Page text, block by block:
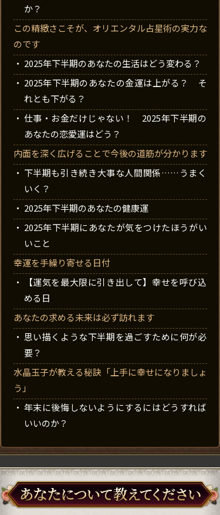
か？
この精緻さこそが、オリエンタル占星術の実力な
のです
2025年下半期のあなたの生活はどう変わる？
2025年下半期のあなたの金運は上がる？ そ
れとも下がる？
仕事・お金だけじゃない！ 2025年下半期の
あなたの恋愛運はどう？
内面を深く広げることで今後の道筋が分かります
下半期も引き続き大事な人間関係……うまく
いく？
2025年下半期のあなたの健康運
2025年下半期にあなたが気をつけたほうがい
いこと
幸運を手繰り寄せる日付
【運気を最大限に引き出して】幸せを呼び込
める日
あなたの求める未来は必ず訪れます
思い描くような下半期を過ごすために何が必
要？
水晶玉子が教える秘訣「上手に幸せになりましょ
う」
年末に後悔しないようにするにはどうすれば
いいのか？